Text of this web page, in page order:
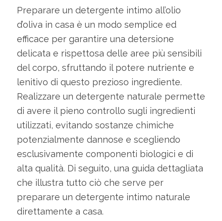
Preparare un detergente intimo all’olio
d’oliva in casa è un modo semplice ed
efficace per garantire una detersione
delicata e rispettosa delle aree più sensibili
del corpo, sfruttando il potere nutriente e
lenitivo di questo prezioso ingrediente.
Realizzare un detergente naturale permette
di avere il pieno controllo sugli ingredienti
utilizzati, evitando sostanze chimiche
potenzialmente dannose e scegliendo
esclusivamente componenti biologici e di
alta qualità. Di seguito, una guida dettagliata
che illustra tutto ciò che serve per
preparare un detergente intimo naturale
direttamente a casa.